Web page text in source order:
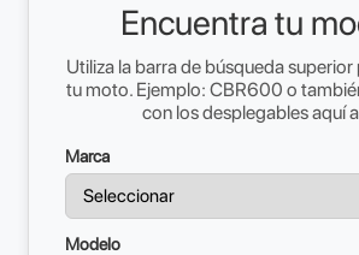
Encuentra tu
Utiliza la barra de búsqueda
tu moto. Ejemplo: CBR600 o
con los desplegables aquí
Marca
Modelo